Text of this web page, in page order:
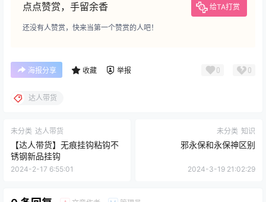
点点赞赏，手留余香 给TA打赏
还没有人赞赏，快来当第一个赞赏的人吧！
海报分享 收藏 举报 0 0
达人带货
未分类 达人带货
【达人带货】无痕挂钩粘钩不
锈钢新品挂钩
2024-2-17 6:55:01
未分类 知识
邪永保和永保神区别
2024-3-19 21:02:29